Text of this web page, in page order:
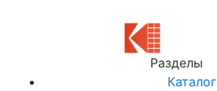
Разделы
Каталог